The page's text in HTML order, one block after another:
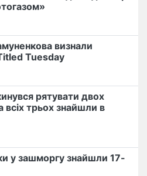
визнали
Tuesday
рятувати двох
всіх трьох знайшли в
у зашморгу знайшли 17-